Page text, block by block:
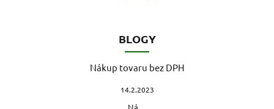
BLOGY
Nákup tovaru bez DPH
14.2.2023